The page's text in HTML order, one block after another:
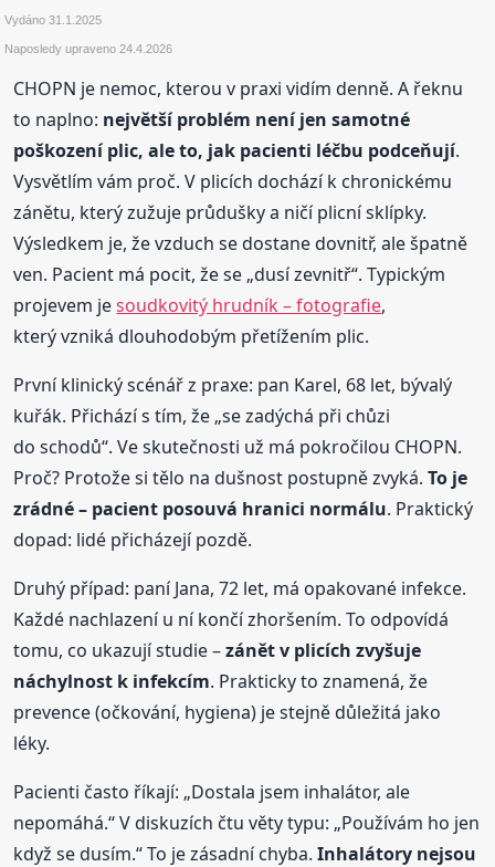
Vydáno31.1.2025
Naposledy upraveno24.4.2026
CHOPN je nemoc, kterou v praxi vidím denně. A řeknu
to naplno: největší problém není jen samotné
poškození plic, ale to, jak pacienti léčbu podceňují.
Vysvětlím vám proč. V plicích dochází k chronickému
zánětu, který zužuje průdušky a ničí plicní sklípky.
Výsledkem je, že vzduch se dostane dovnitř, ale špatně
ven. Pacient má pocit, že se „dusí zevnitř“. Typickým
projevem jesoudkovitý hrudník – fotografie,
který vzniká dlouhodobým přetížením plic.
První klinický scénář z praxe: pan Karel, 68 let, bývalý
kuřák. Přichází s tím, že „se zadýchá při chůzi
do schodů“. Ve skutečnosti už má pokročilou CHOPN.
Proč? Protože si tělo na dušnost postupně zvyká.To je
zrádné – pacient posouvá hranici normálu. Praktický
dopad: lidé přicházejí pozdě.
Druhý případ: paní Jana, 72 let, má opakované infekce.
Každé nachlazení u ní končí zhoršením. To odpovídá
tomu, co ukazují studie –zánět v plicích zvyšuje
náchylnost k infekcím. Prakticky to znamená, že
prevence (očkování, hygiena) je stejně důležitá jako
léky.
Pacienti často říkají: „Dostala jsem inhalátor, ale
nepomáhá.“ V diskuzích čtu věty typu: „Používám ho jen
když se dusím.“ To je zásadní chyba.Inhalátory nejsou